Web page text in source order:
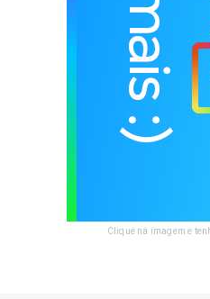
Clique na imagem e